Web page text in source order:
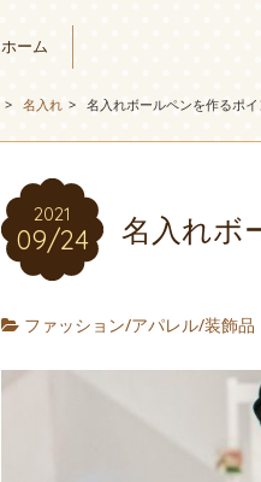
ホーム
> 名入れ > 名入れボールペンを作るポイ
2021
09/24 名入れボ
ファッション/アパレル/装飾品